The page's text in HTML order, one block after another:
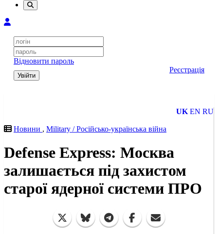
Відновити пароль
Увійти
Реєстрація
UK EN RU
Новини , Military / Російсько-українська війна
Defense Express: Москва
залишається під захистом
старої ядерної системи ПРО